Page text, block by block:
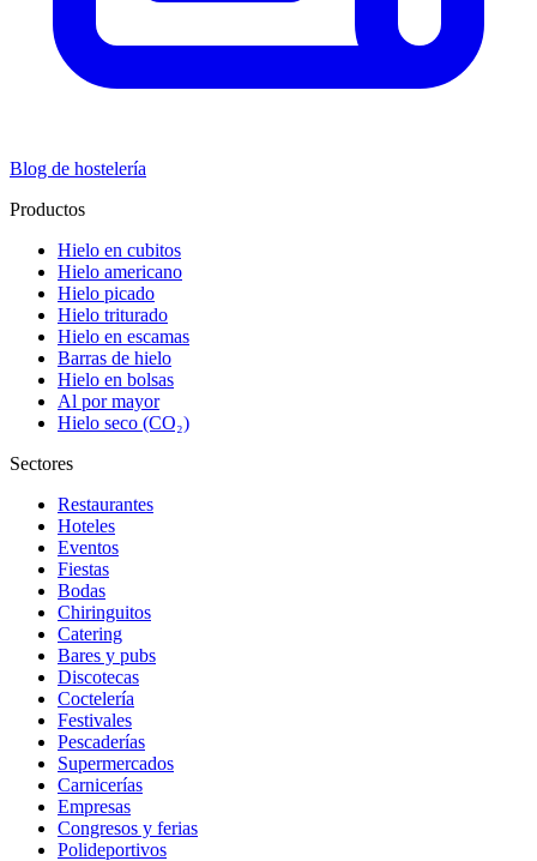
Blog de hostelería
Productos
Hielo en cubitos
Hielo americano
Hielo picado
Hielo triturado
Hielo en escamas
Barras de hielo
Hielo en bolsas
Al por mayor
Hielo seco (CO₂)
Sectores
Restaurantes
Hoteles
Eventos
Fiestas
Bodas
Chiringuitos
Catering
Bares y pubs
Discotecas
Coctelería
Festivales
Pescaderías
Supermercados
Carnicerías
Empresas
Congresos y ferias
Polideportivos